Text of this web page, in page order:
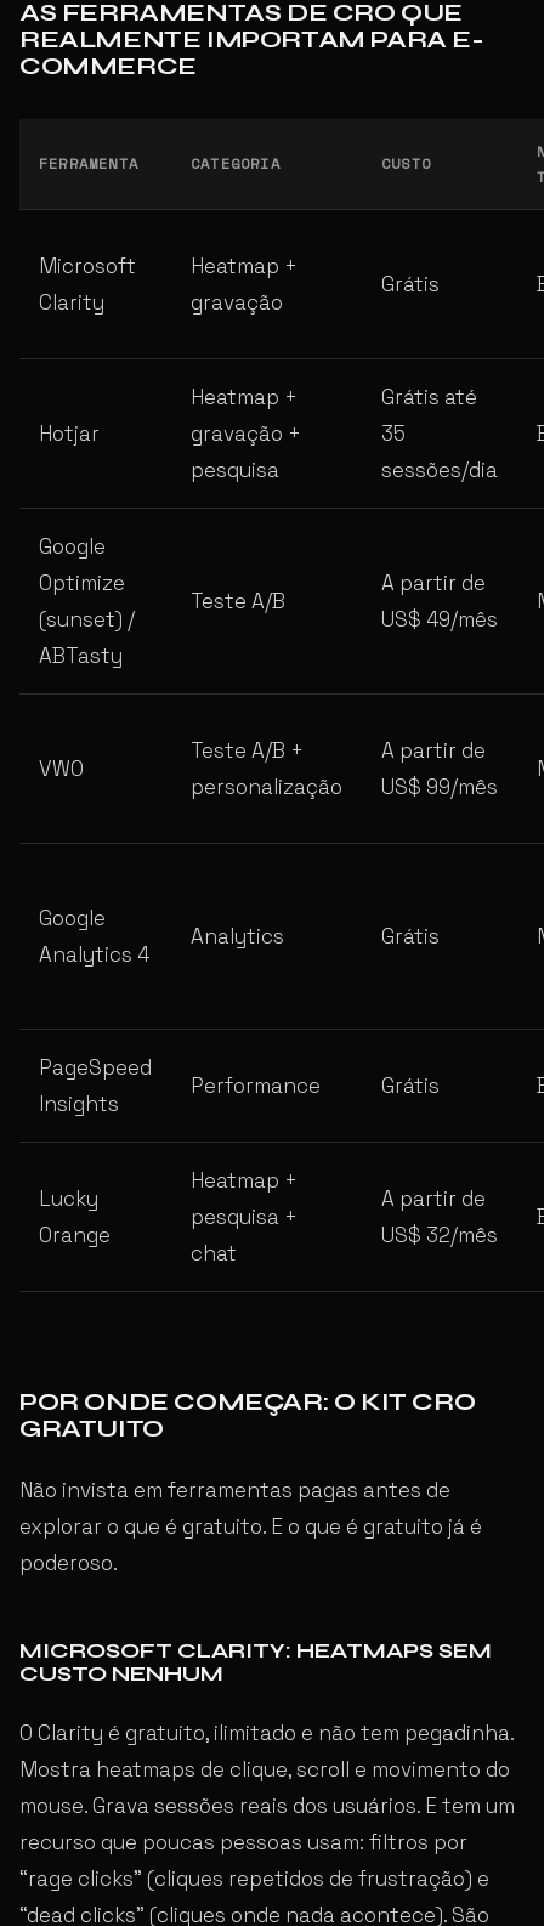
AS FERRAMENTAS DE CRO QUE
REALMENTE IMPORTAM PARA E-
COMMERCE
FERRAMENTA CATEGORIA CUSTO
Microsoft
Clarity
Heatmap +
gravação
Grátis
Hotjar
Heatmap +
gravação +
pesquisa
Grátis até
35
sessões/dia
Google
Optimize
(sunset) /
ABTasty
Teste A/B
A partir de
US$ 49/mês
VWO
Teste A/B +
personalização
A partir de
US$ 99/mês
Google
Analytics 4
Analytics Grátis
PageSpeed
Insights
Performance Grátis
Lucky
Orange
Heatmap +
pesquisa +
chat
A partir de
US$ 32/mês
POR ONDE COMEÇAR: O KIT CRO
GRATUITO
Não invista em ferramentas pagas antes de
explorar o que é gratuito. E o que é gratuito já é
poderoso.
MICROSOFT CLARITY: HEATMAPS SEM
CUSTO NENHUM
O Clarity é gratuito, ilimitado e não tem pegadinha.
Mostra heatmaps de clique, scroll e movimento do
mouse. Grava sessões reais dos usuários. E tem um
recurso que poucas pessoas usam: filtros por
“rage clicks” (cliques repetidos de frustração) e
“dead clicks” (cliques onde nada acontece). São